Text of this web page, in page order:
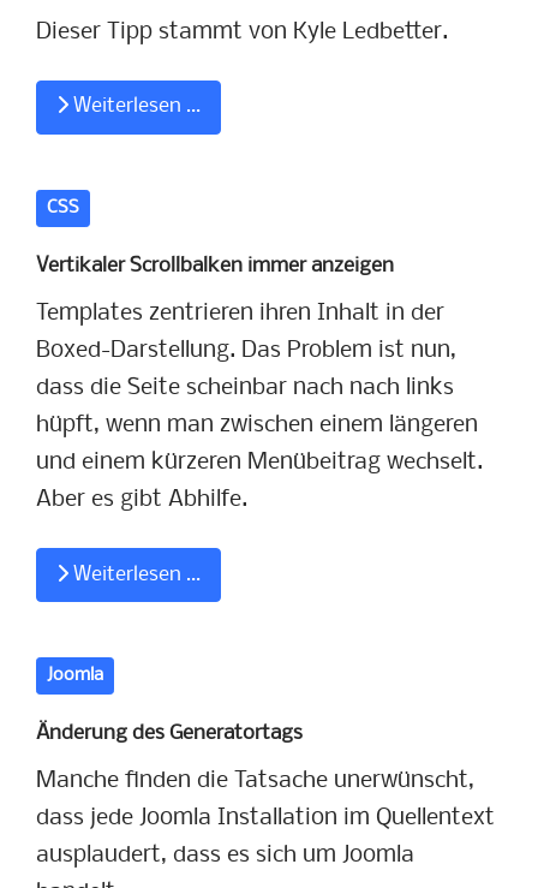
Dieser Tipp stammt von Kyle Ledbetter.
Weiterlesen …
CSS
Vertikaler Scrollbalken immer anzeigen
Templates zentrieren ihren Inhalt in der
Boxed-Darstellung. Das Problem ist nun,
dass die Seite scheinbar nach nach links
hüpft, wenn man zwischen einem längeren
und einem kürzeren Menübeitrag wechselt.
Aber es gibt Abhilfe.
Weiterlesen …
Joomla
Änderung des Generatortags
Manche finden die Tatsache unerwünscht,
dass jede Joomla Installation im Quellentext
ausplaudert, dass es sich um Joomla